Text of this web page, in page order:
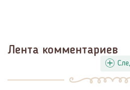
Лента комментариев